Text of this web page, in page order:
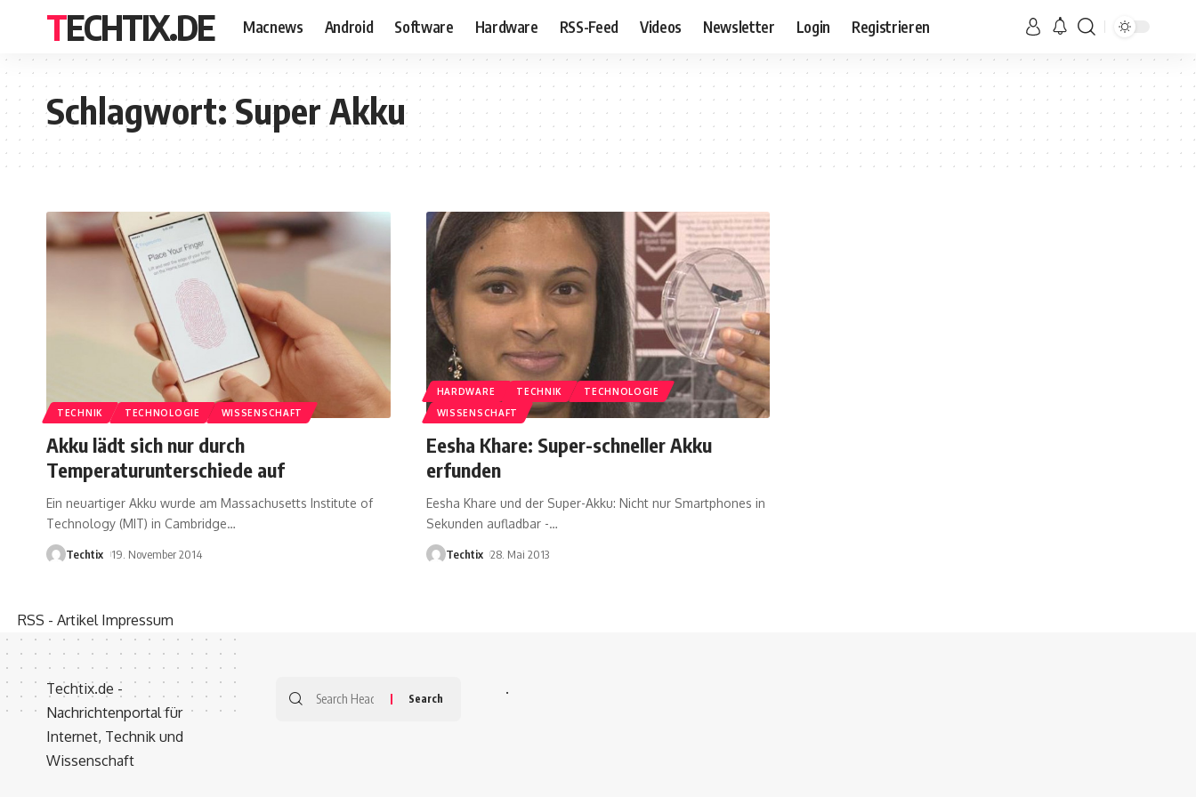
TECHTIX.DE Macnews Android Software Hardware RSS-Feed Videos Newsletter Login Registrieren
Schlagwort:Super Akku
TECHNIK TECHNOLOGIE WISSENSCHAFT
Akku lädt sich nur durch
Temperaturunterschiede auf
Ein neuartiger Akku wurde am Massachusetts Institute of
Technology (MIT) in Cambridge…
Techtix 19. November 2014
HARDWARE TECHNIK
TECHNOLOGIE
WISSENSCHAFT
Eesha Khare: Super-schneller Akku
erfunden
Eesha Khare und der Super-Akku: Nicht nur Smartphones in
Sekunden aufladbar -…
Techtix 28. Mai 2013
RSS - Artikel Impressum
Techtix.de -
Nachrichtenportal für
Internet, Technik und
Wissenschaft
.